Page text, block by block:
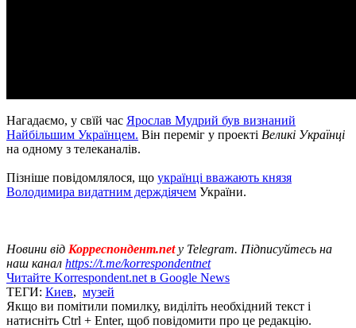
Нагадаємо, у свїй час Ярослав Мудрий був визнаний
Найбільшим Українцем. Він переміг у проекті Великі Українці
на одному з телеканалів.
Пізніше повідомлялося, що українці вважають князя
Володимира видатним держдіячем України.
Новини від Корреспондент.netу Telegram. Підписуйтесь на
наш канал https://t.me/korrespondentnet
Читайте Korrespondent.net в Google News
ТЕГИ: Киев, музей
Якщо ви помітили помилку, виділіть необхідний текст і
натисніть Ctrl + Enter, щоб повідомити про це редакцію.